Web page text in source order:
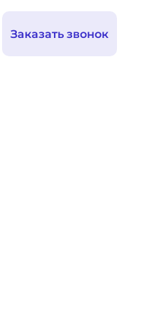
Заказать звонок